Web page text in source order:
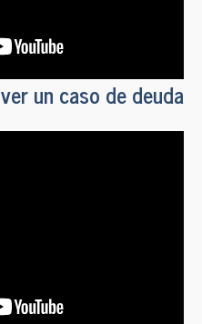
un caso de deuda